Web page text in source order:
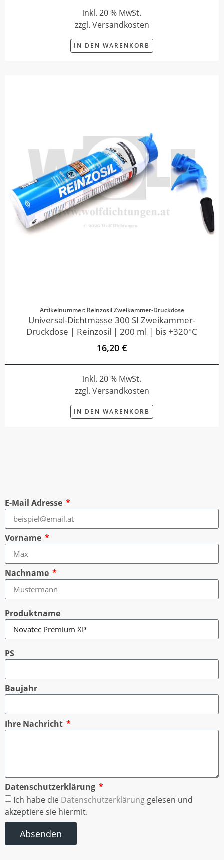
inkl. 20 % MwSt.
zzgl. Versandkosten
IN DEN WARENKORB
Artikelnummer: Reinzosil Zweikammer-Druckdose
Universal-Dichtmasse 300 SI Zweikammer-
Druckdose | Reinzosil | 200 ml | bis +320°C
16,20 €
inkl. 20 % MwSt.
zzgl. Versandkosten
IN DEN WARENKORB
E-Mail Adresse
Vorname
Nachname
Produktname
PS
Baujahr
Ihre Nachricht
Datenschutzerklärung
Ich habe die Datenschutzerklärung gelesen und
akzeptiere sie hiermit.
Absenden